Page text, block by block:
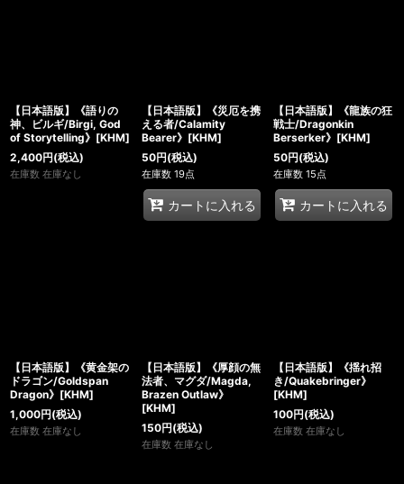
【日本語版】《語りの
神、ビルギ/Birgi, God
of Storytelling》[KHM]
2,400円(税込)
在庫数 在庫なし
【日本語版】《災厄を携
える者/Calamity
Bearer》[KHM]
50円(税込)
在庫数 19点
カートに入れる
【日本語版】《龍族の狂
戦士/Dragonkin
Berserker》[KHM]
50円(税込)
在庫数 15点
カートに入れる
【日本語版】《黄金架の
ドラゴン/Goldspan
Dragon》[KHM]
1,000円(税込)
在庫数 在庫なし
【日本語版】《厚顔の無
法者、マグダ/Magda,
Brazen Outlaw》
[KHM]
150円(税込)
在庫数 在庫なし
【日本語版】《揺れ招
き/Quakebringer》
[KHM]
100円(税込)
在庫数 在庫なし